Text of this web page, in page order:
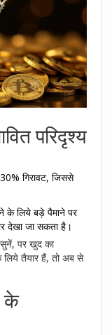
परिदृश्य
गिरावट, जिससे
के लिये बड़े पैमाने पर
देखा जा सकता है।
पर खुद का
लिये तैयार हैं, तो अब से
के